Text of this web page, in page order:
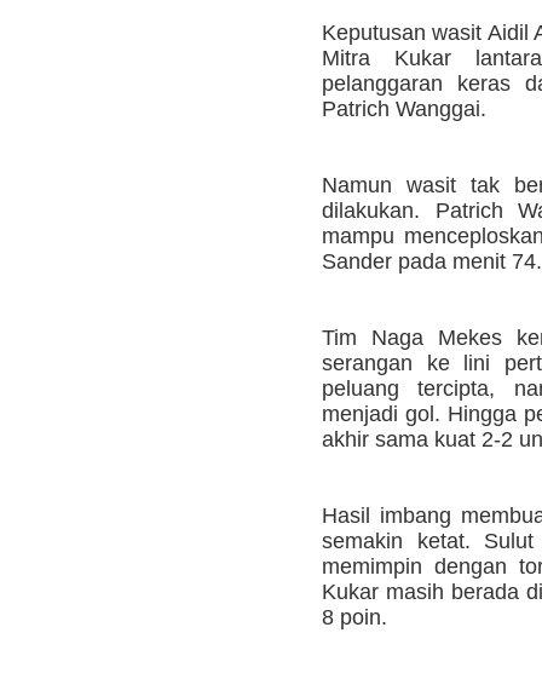
Keputusan wasit Aidil
Mitra Kukar
pelanggaran keras
Patrich Wanggai.
Namun wasit tak
dilakukan. Patrich
mampu
Sander pada menit
Tim Naga Mekes
serangan ke lini
peluang tercipta,
menjadi gol. Hingga
akhir sama kuat 2-2
Hasil imbang
semakin ketat.
memimpin dengan
Kukar masih berada
8 poin.